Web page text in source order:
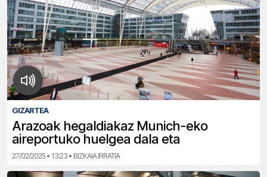
GIZARTEA
Arazoak hegaldiakaz Munich-eko
aireportuko huelgea dala eta
27/02/2025 • 13:23 • BIZKAIA IRRATIA